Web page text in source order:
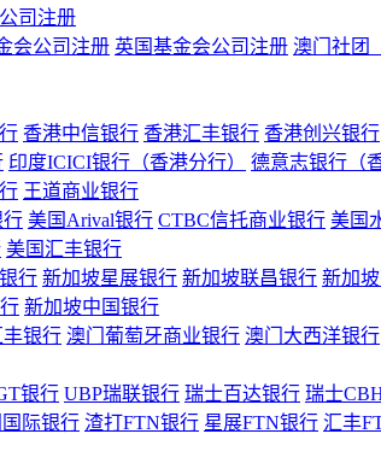
司注册
会公司注册 英国基金会公司注册 澳门社团
香港中信银行 香港汇丰银行 香港创兴银行
印度ICICI银行（香港分行） 德意志银行（
王道商业银行
行 美国Arival银行 CTBC信托商业银行 美国
美国汇丰银行
行 新加坡星展银行 新加坡联昌银行 新加
新加坡中国银行
银行 澳门葡萄牙商业银行 澳门大西洋银行
银行 UBP瑞联银行 瑞士百达银行 瑞士
际银行 渣打FTN银行 星展FTN银行 汇丰